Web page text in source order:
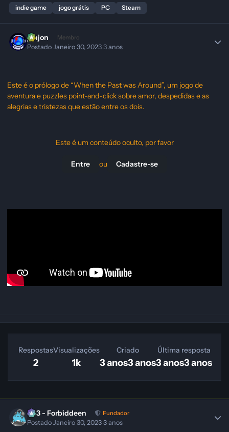
indie game jogo grátis PC Steam
jonjon Membro
Postado Janeiro 30, 20233 anos
Este é o prólogo de “When the Past was Around”, um jogo de
aventura e puzzles point-and-click sobre amor, despedidas e as
alegrias e tristezas que estão entre os dois.
Este é um conteúdo oculto, por favor
Entre ou Cadastre-se
Respostas
2
Visualizações
1k
Criado
3 anos3 anos
Última resposta
3 anos3 anos
403 - Forbiddeen Fundador
Postado Janeiro 30, 20233 anos